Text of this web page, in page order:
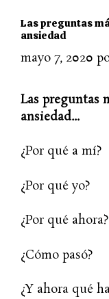
Las preguntas
ansiedad
mayo 7, 2020
Las preguntas
ansiedad…
¿Por qué a mí?
¿Por qué yo?
¿Por qué ahora?
¿Cómo pasó?
¿Y ahora qué